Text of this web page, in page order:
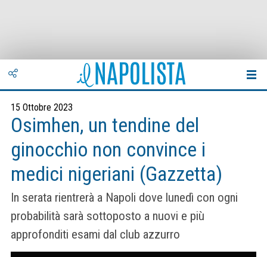
15 Ottobre 2023
Osimhen, un tendine del
ginocchio non convince i
medici nigeriani (Gazzetta)
In serata rientrerà a Napoli dove lunedì con ogni
probabilità sarà sottoposto a nuovi e più
approfonditi esami dal club azzurro